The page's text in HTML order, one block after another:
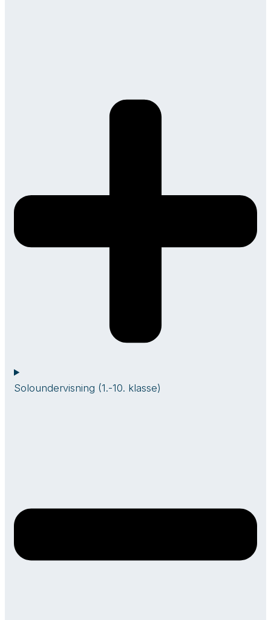
Soloundervisning (1.-10. klasse)